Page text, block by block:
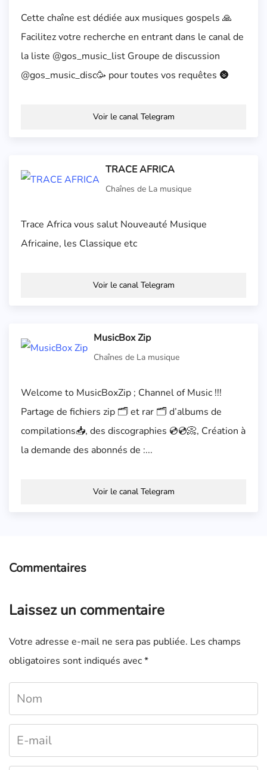
Cette chaîne est dédiée aux musiques gospels 🙏
Facilitez votre recherche en entrant dans le canal de
la liste @gos_music_list Groupe de discussion
@gos_music_disc🥳 pour toutes vos requêtes 🌚
Voir le canal Telegram
TRACE AFRICA
Chaînes de La musique
Trace Africa vous salut Nouveauté Musique
Africaine, les Classique etc
Voir le canal Telegram
MusicBox Zip
Chaînes de La musique
Welcome to MusicBoxZip ; Channel of Music !!!
Partage de fichiers zip 🗂️ et rar 🗂️ d’albums de
compilations📥, des discographies 💿💿📀, Création à
la demande des abonnés de :...
Voir le canal Telegram
Commentaires
Laissez un commentaire
Votre adresse e-mail ne sera pas publiée. Les champs
obligatoires sont indiqués avec*